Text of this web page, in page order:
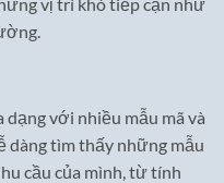
với nhiều mẫu mã và
dàng tìm thấy những mẫu
cầu của mình, từ tính